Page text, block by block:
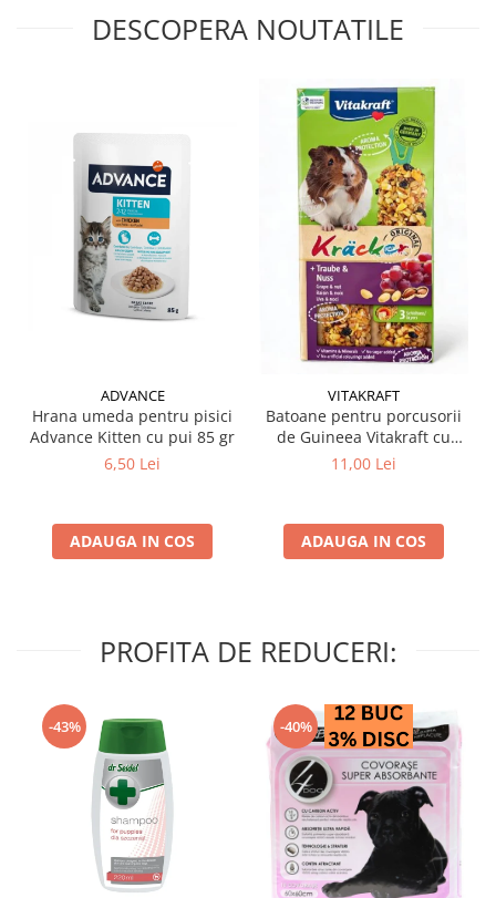
DESCOPERA NOUTATILE
ADVANCE
Hrana umeda pentru pisici
Advance Kitten cu pui 85 gr
6,50 Lei
ADAUGA IN COS
VITAKRAFT
Batoane pentru porcusorii
de Guineea Vitakraft cu
struguri & nuci 2 buc
11,00 Lei
ADAUGA IN COS
PROFITA DE REDUCERI:
-43% -40%